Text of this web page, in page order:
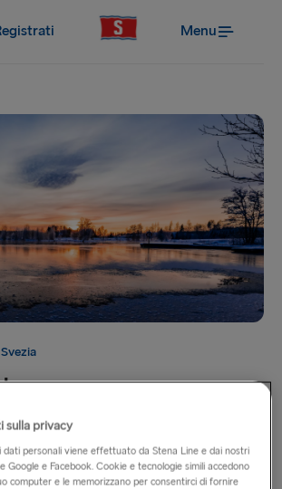
Menu
svedese
incarna la fusione perfetta tra il
sulla privacy
personali viene effettuato da Stena Line e dai nostri
Google e Facebook. Cookie e tecnologie simili accedono
computer e le memorizzano per consentirci di fornire